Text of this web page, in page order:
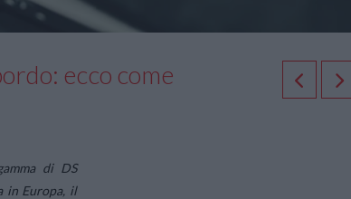
ecco come
di DS
in Europa, il